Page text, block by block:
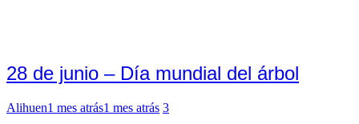
28 de junio – Día mundial del árbol
Alihuen1 mes atrás1 mes atrás 3